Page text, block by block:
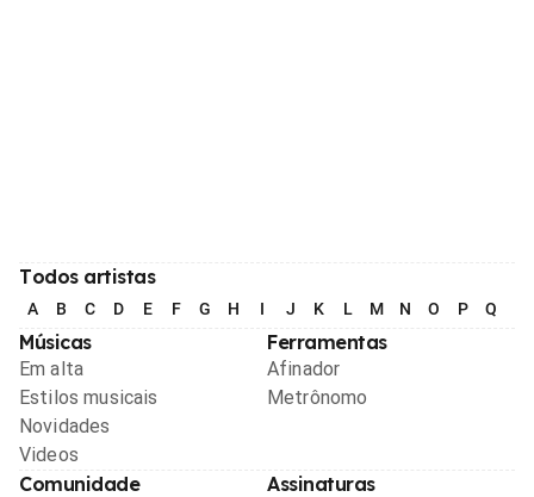
Todos artistas
A B C D E F G H I J K L M N O P Q
Músicas
Em alta
Estilos musicais
Novidades
Videos
Ferramentas
Afinador
Metrônomo
Comunidade Assinaturas